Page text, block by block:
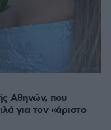
Αθηνών, που
για τον «άριστο